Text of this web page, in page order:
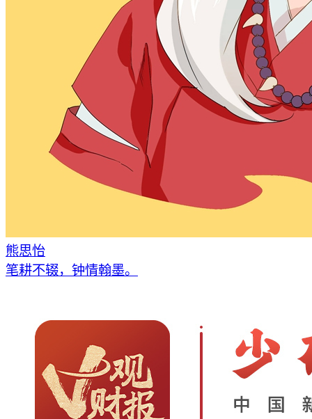
熊思怡
笔耕不辍，钟情翰墨。